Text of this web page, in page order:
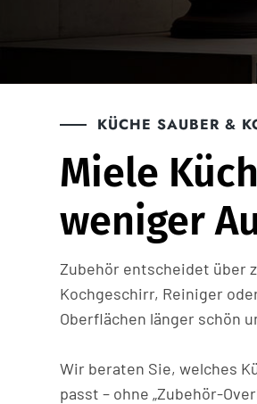
KÜCHE SAUBER &
Miele
weniger
Zubehör entscheidet über
Kochgeschirr, Reiniger
Oberflächen länger schön
Wir beraten Sie, welches
passt – ohne „Zubehör-